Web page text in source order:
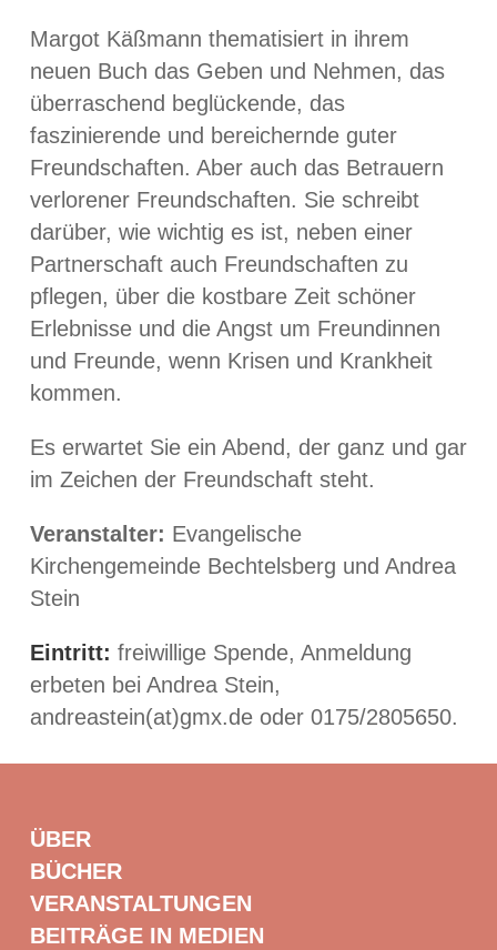
Margot Käßmann thematisiert in ihrem
neuen Buch das Geben und Nehmen, das
überraschend beglückende, das
faszinierende und bereichernde guter
Freundschaften. Aber auch das Betrauern
verlorener Freundschaften. Sie schreibt
darüber, wie wichtig es ist, neben einer
Partnerschaft auch Freundschaften zu
pflegen, über die kostbare Zeit schöner
Erlebnisse und die Angst um Freundinnen
und Freunde, wenn Krisen und Krankheit
kommen.
Es erwartet Sie ein Abend, der ganz und gar
im Zeichen der Freundschaft steht.
Veranstalter: Evangelische
Kirchengemeinde Bechtelsberg und Andrea
Stein
Eintritt: freiwillige Spende, Anmeldung
erbeten bei Andrea Stein,
andreastein(at)gmx.de oder 0175/2805650.
ÜBER
BÜCHER
VERANSTALTUNGEN
BEITRÄGE IN MEDIEN